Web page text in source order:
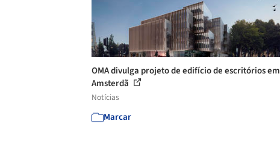
OMA divulga projeto de edifício de escritórios em
Amsterdã
Notícias
Marcar